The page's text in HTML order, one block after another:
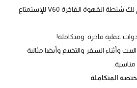
لأنك تستحق الأفضل! نقدم لك شنطة القهوة الفاخرة V60 للإستمتاع
عملية فاخرة ومتكاملة!
وأثناء السفر والتخييم وأيضا مثالية
المتكاملة